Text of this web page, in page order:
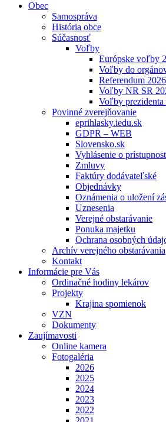
Obec
Samospráva
História obce
Súčasnosť
Voľby
Európske voľby
Voľby do
Referendum 2026
Voľby NR SR
Voľby prezidenta
Povinné zverejňovanie
eprihlasky.iedu.sk
GDPR – WEB
Slovensko.sk
Vyhlásenie o
Zmluvy
Faktúry dodávateľské
Objednávky
Oznámenia o uložení
Uznesenia
Verejné obstarávanie
Ponuka majetku
Ochrana osobných
Archív verejného obstarávania
Kontakt
Informácie pre Vás
Ordinačné hodiny lekárov
Projekty
Krajina spomienok
VZN
Dokumenty
Zaujímavosti
Online kamera
Fotogaléria
2026
2025
2024
2023
2022